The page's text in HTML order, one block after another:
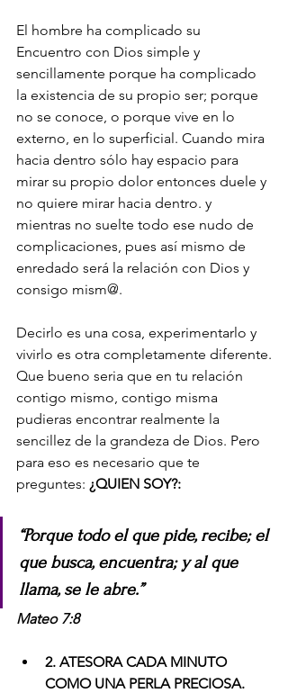
El hombre ha complicado su
Encuentro con Dios simple y
sencillamente porque ha complicado
la existencia de su propio ser; porque
no se conoce, o porque vive en lo
externo, en lo superficial. Cuando mira
hacia dentro sólo hay espacio para
mirar su propio dolor entonces duele y
no quiere mirar hacia dentro. y
mientras no suelte todo ese nudo de
complicaciones, pues así mismo de
enredado será la relación con Dios y
consigo mism@.
Decirlo es una cosa, experimentarlo y
vivirlo es otra completamente diferente.
Que bueno seria que en tu relación
contigo mismo, contigo misma
pudieras encontrar realmente la
sencillez de la grandeza de Dios. Pero
para eso es necesario que te
preguntes: ¿QUIEN SOY?:
“Porque todo el que pide, recibe; el
que busca, encuentra; y al que
llama, se le abre.”
Mateo 7:8
2. ATESORA CADA MINUTO
COMO UNA PERLA PRECIOSA.